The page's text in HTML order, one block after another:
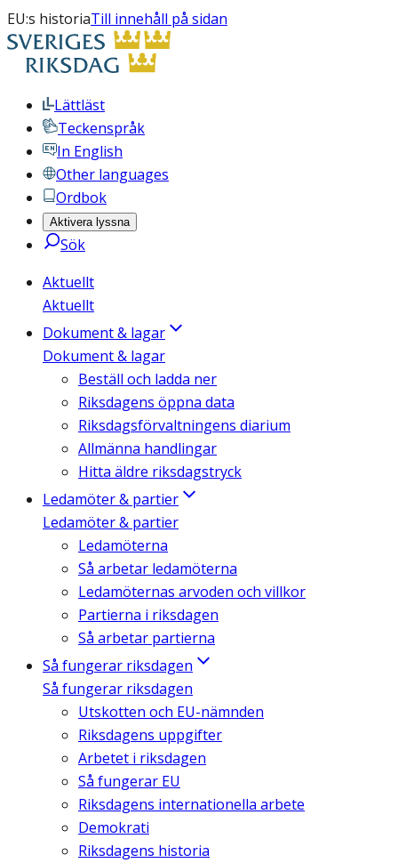
EU:s historiaTill innehåll på sidan
Lättläst
Teckenspråk
In English
Other languages
Ordbok
Aktivera lyssna
Sök
Aktuellt
Aktuellt
Dokument & lagar
Dokument & lagar
Beställ och ladda ner
Riksdagens öppna data
Riksdagsförvaltningens diarium
Allmänna handlingar
Hitta äldre riksdagstryck
Ledamöter & partier
Ledamöter & partier
Ledamöterna
Så arbetar ledamöterna
Ledamöternas arvoden och villkor
Partierna i riksdagen
Så arbetar partierna
Så fungerar riksdagen
Så fungerar riksdagen
Utskotten och EU-nämnden
Riksdagens uppgifter
Arbetet i riksdagen
Så fungerar EU
Riksdagens internationella arbete
Demokrati
Riksdagens historia